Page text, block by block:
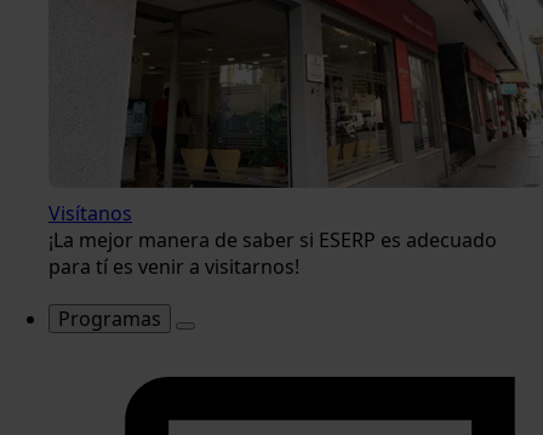
Visítanos
¡La mejor manera de saber si ESERP es adecuado
para tí es venir a visitarnos!
Programas